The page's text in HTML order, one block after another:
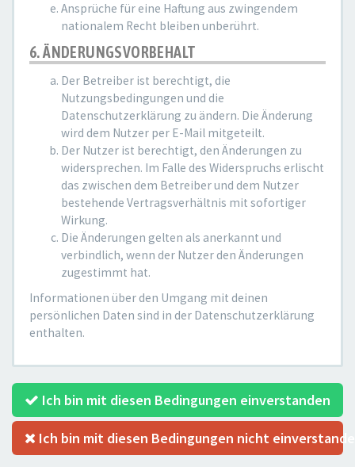
Ansprüche für eine Haftung aus zwingendem
nationalem Recht bleiben unberührt.
6. ÄNDERUNGSVORBEHALT
Der Betreiber ist berechtigt, die
Nutzungsbedingungen und die
Datenschutzerklärung zu ändern. Die Änderung
wird dem Nutzer per E-Mail mitgeteilt.
Der Nutzer ist berechtigt, den Änderungen zu
widersprechen. Im Falle des Widerspruchs erlischt
das zwischen dem Betreiber und dem Nutzer
bestehende Vertragsverhältnis mit sofortiger
Wirkung.
Die Änderungen gelten als anerkannt und
verbindlich, wenn der Nutzer den Änderungen
zugestimmt hat.
Informationen über den Umgang mit deinen
persönlichen Daten sind in der Datenschutzerklärung
enthalten.
Ich bin mit diesen Bedingungen einverstanden
Ich bin mit diesen Bedingungen nicht